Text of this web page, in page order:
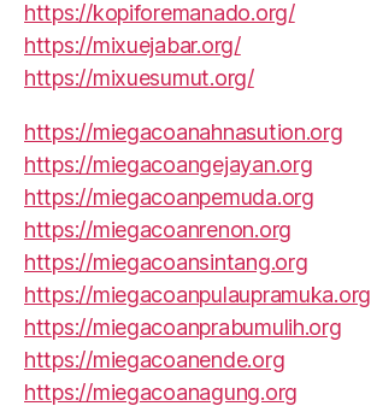
https://kopiforemanado.org/
https://mixuejabar.org/
https://mixuesumut.org/
https://miegacoanahnasution.org
https://miegacoangejayan.org
https://miegacoanpemuda.org
https://miegacoanrenon.org
https://miegacoansintang.org
https://miegacoanpulaupramuka.org
https://miegacoanprabumulih.org
https://miegacoanende.org
https://miegacoanagung.org